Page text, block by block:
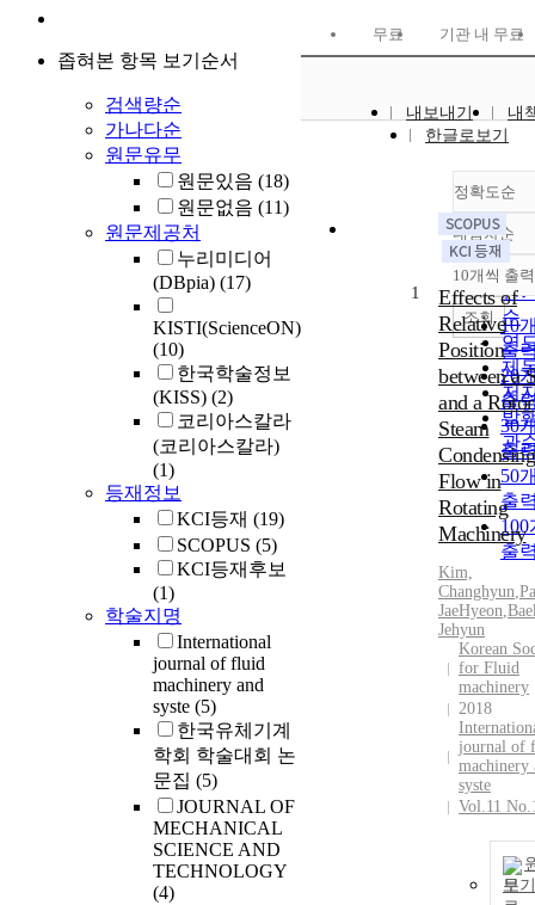
좁혀본 항목 보기순서
검색량순
가나다순
원문유무
원문있음 (18)
원문없음 (11)
원문제공처
누리미디어
(DBpia) (17)
KISTI(ScienceON)
(10)
한국학술정보
(KISS) (2)
코리아스칼라
(코리아스칼라)
(1)
등재정보
KCI등재 (19)
SCOPUS (5)
KCI등재후보
(1)
학술지명
International
journal of fluid
machinery and
syste (5)
한국유체기계
학회 학술대회 논
문집 (5)
JOURNAL OF
MECHANICAL
SCIENCE AND
TECHNOLOGY
(4)
무료 기관 내 무료
내보내기
내
한글로보기
정확도순
정
순
인
순
연
제
저
발
관
내림차순
내
10개씩 출력
10
출
20
출
30
출
50
출
출
조회
1
Effects of
Relative
Position
between a
and a
Steam
Condensing
Flow in
Rotating
Machinery
Kim,
Changhyun,
JaeHyeon,
Jehyun
Korean
for Fluid
machinery
2018
journal of
machinery
syste
Vol.11
보기